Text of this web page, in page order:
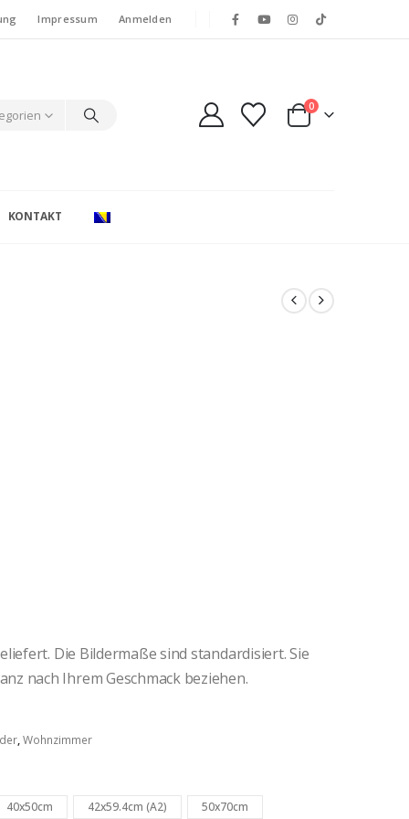
Impressum Anmelden
0
KONTAKT
Die Bildermaße sind standardisiert. Sie
nach Ihrem Geschmack beziehen.
,Wohnzimmer
40x50cm 42x59.4cm (A2)
50x70cm